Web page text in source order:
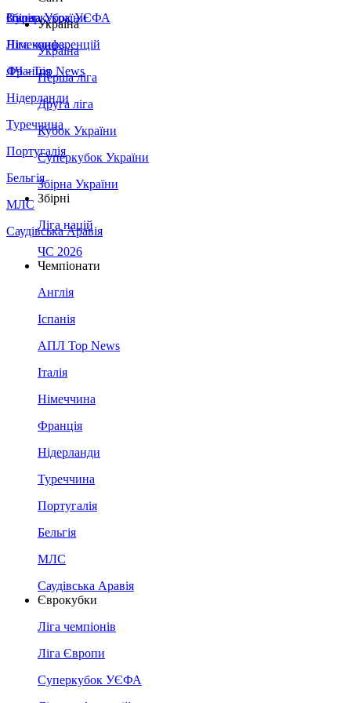
Збірна України
Італія
Німеччина
Франція
Нідерланди
Туреччина
Португалія
Бельгія
МЛС
Саудівська Аравія
Суперкубок УЄФА
Ліга конференцій
ЛЧ - Top News
Україна
Україна
Перша ліга
Друга ліга
Кубок України
Суперкубок України
Збірна України
Збірні
Ліга націй
ЧС 2026
Чемпіонати
Англія
Іспанія
АПЛ Top News
Італія
Німеччина
Франція
Нідерланди
Туреччина
Португалія
Бельгія
МЛС
Саудівська Аравія
Єврокубки
Ліга чемпіонів
Ліга Європи
Суперкубок УЄФА